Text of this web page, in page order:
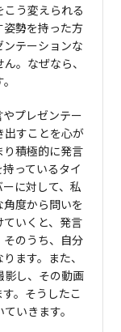
う変えられる
姿勢を持った方
テーションな
。なぜなら、
プレゼンテー
出すことを心が
り積極的に発言
っているタイ
に対して、私
度から問いを
いくと、発言
のうち、自分
ます。また、
影し、その動画
。そうしたこ
いきます。